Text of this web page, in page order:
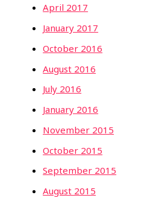
April 2017
January 2017
October 2016
August 2016
July 2016
January 2016
November 2015
October 2015
September 2015
August 2015